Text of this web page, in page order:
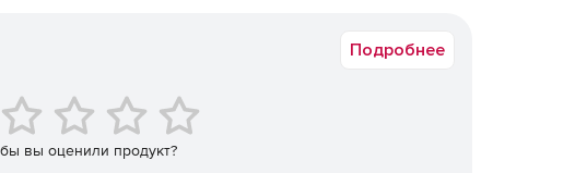
высококачественная визуализация, в которой клиент
аналитических моделей и улучшения устойчивости для
архитекторами и инженерами.
Подробнее
вы оценили продукт?